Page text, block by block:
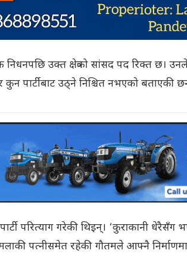
उक्त क्षेत्रको सांसद पद रिक्त छ।
कुन पार्टीबाट उठ्ने निश्चित नभएको बताएकी
परित्याग गरेकी थिइन्। ‘कुराकानी
धमलाकी पत्नीसमेत रहेकी गौतमले आफ्नै